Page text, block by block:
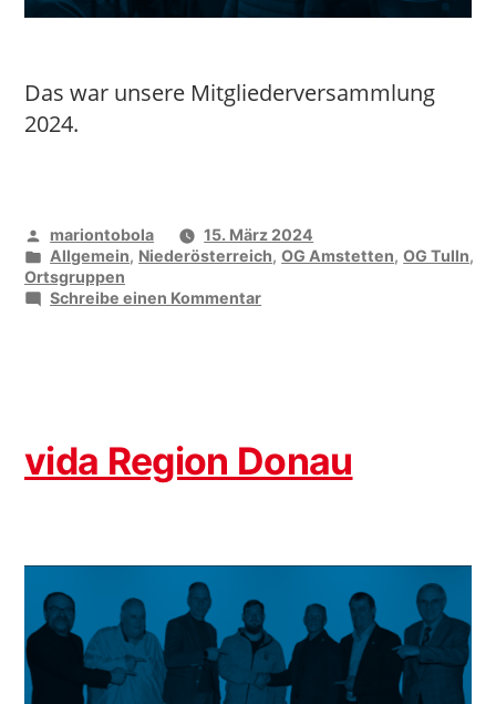
Das war unsere Mitgliederversammlung
2024.
Veröffentlicht
von
mariontobola
15. März 2024
Veröffentlicht
unter
Allgemein, Niederösterreich,OG Amstetten,OG Tulln,
Ortsgruppen
Schreibe einen Kommentarzu
vida Region Donau